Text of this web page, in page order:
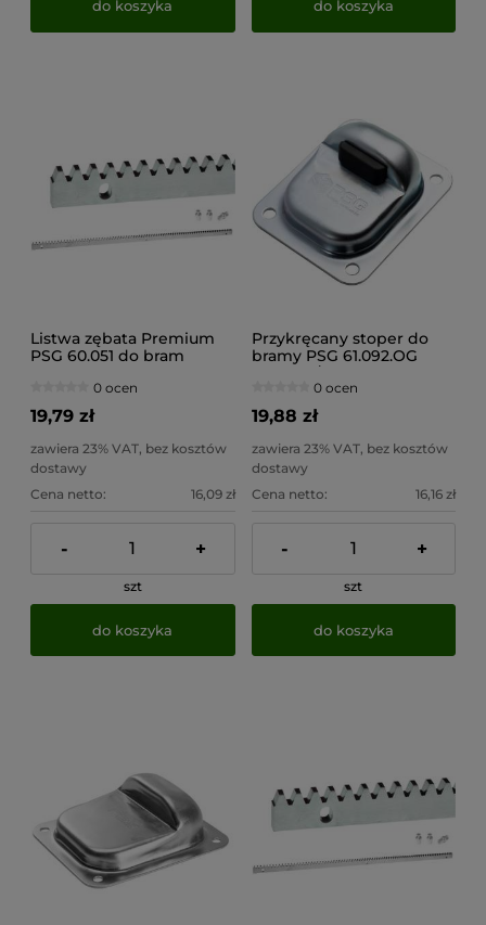
do koszyka do koszyka
Listwa zębata Premium
PSG 60.051 do bram
0 ocen
19,79 zł
zawiera 23% VAT, bez kosztów
dostawy
Cena netto:
16,09 zł
- +
szt
do koszyka
Przykręcany stoper do
bramy PSG 61.092.OG
gumowym odbojem
0 ocen
19,88 zł
zawiera 23% VAT, bez kosztów
dostawy
Cena netto:
16,16 zł
- +
szt
do koszyka